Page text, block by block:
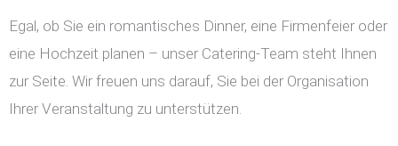
Egal, ob Sie ein romantisches Dinner, eine Firmenfeier oder
eine Hochzeit planen – unser Catering-Team steht Ihnen
zur Seite. Wir freuen uns darauf, Sie bei der Organisation
Ihrer Veranstaltung zu unterstützen.